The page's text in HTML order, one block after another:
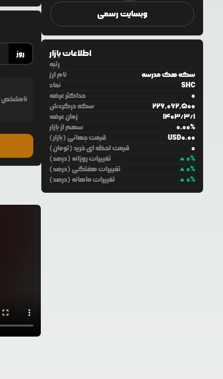
روز
نامشخص
وبسایت رسمی
اطلاعات بازار
رتبه
نام ارز
سکه هک مدرسه
نماد
SHC
حداکثر عرضه
0
سکه درگردش
226,062,500
زمان عرضه
1403/3/1
سهم از بازار
0.00%
قیمت جهانی (بازار)
USD0.00
قیمت لحظه ای خرید (تومان)
0
تغییرات روزانه (درصد)
0%
تغییرات هفتگی (درصد)
0%
تغییرات ماهانه (درصد)
0%